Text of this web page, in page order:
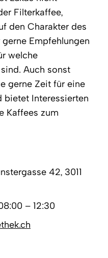
Filterkaffee,
den Charakter des
Empfehlungen
welche
Auch sonst
gerne Zeit für eine
bietet Interessierten
Kaffees zum
42, 3011
– 12:30